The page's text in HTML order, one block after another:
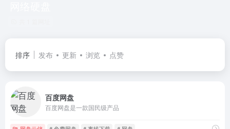
排序 发布 更新 浏览 点赞
百度网盘
百度网盘是一款国民级产品